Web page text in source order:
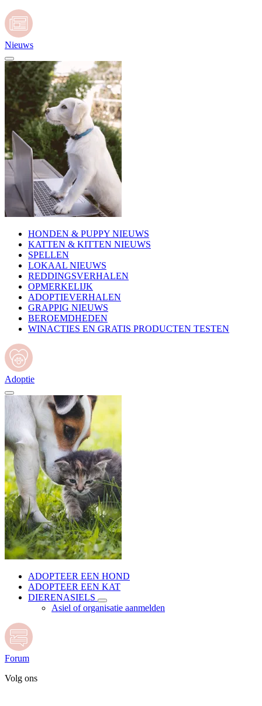
Nieuws
HONDEN & PUPPY NIEUWS
KATTEN & KITTEN NIEUWS
SPELLEN
LOKAAL NIEUWS
REDDINGSVERHALEN
OPMERKELIJK
ADOPTIEVERHALEN
GRAPPIG NIEUWS
BEROEMDHEDEN
WINACTIES EN GRATIS PRODUCTEN TESTEN
Adoptie
ADOPTEER EEN HOND
ADOPTEER EEN KAT
DIERENASIELS
Asiel of organisatie aanmelden
Forum
Volg ons